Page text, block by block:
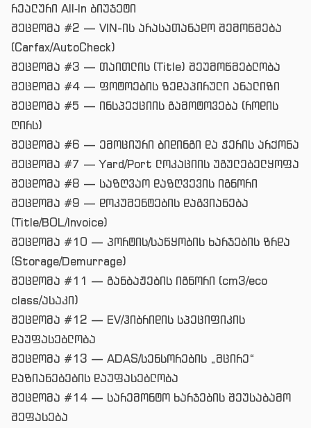
რეალური All‑In ბიუჯეტი
შეცდომა #2 — VIN-ის არასათანადო შემოწმება
(Carfax/AutoCheck)
შეცდომა #3 — თაითლის (Title) შეუმოწმებლობა
შეცდომა #4 — ფოტოების ზედაპირული ანალიზი
შეცდომა #5 — ინსპექციის გამოტოვება (როდის
ღირს)
შეცდომა #6 — ემოციური ბიდინგი და ჭერის არქონა
შეცდომა #7 — Yard/Port ლოკაციის უგულებელყოფა
შეცდომა #8 — საზღვაო დაზღვევის იგნორი
შეცდომა #9 — დოკუმენტების დაგვიანება
(Title/BOL/Invoice)
შეცდომა #10 — პორტის/საწყობის ხარჯების ზრდა
(Storage/Demurrage)
შეცდომა #11 — განბაჟების იგნორი (cm3/eco
class/ასაკი)
შეცდომა #12 — EV/ჰიბრიდის სპეციფიკის
დაუფასებლობა
შეცდომა #13 — ADAS/სენსორების „მცირე“
დაზიანებების დაუფასებლობა
შეცდომა #14 — სარემონტო ხარჯების შეუსაბამო
შეფასება